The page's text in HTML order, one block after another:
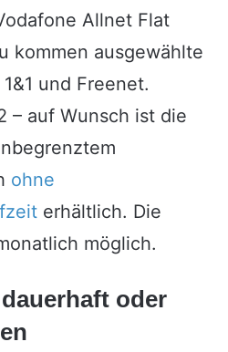
Allnet Flat
kommen ausgewählte
und Freenet.
– auf Wunsch ist die
ohne
erhältlich. Die
möglich.
oder